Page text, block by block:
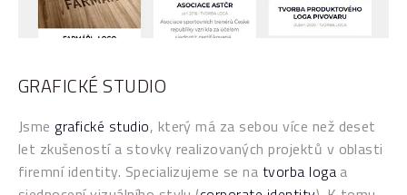
GRAFICKÉ STUDIO
Jsme grafické studio, který má za sebou více než deset
let zkušeností a stovky realizovaných projektů v oblasti
firemní identity. Specializujeme se na tvorba loga a